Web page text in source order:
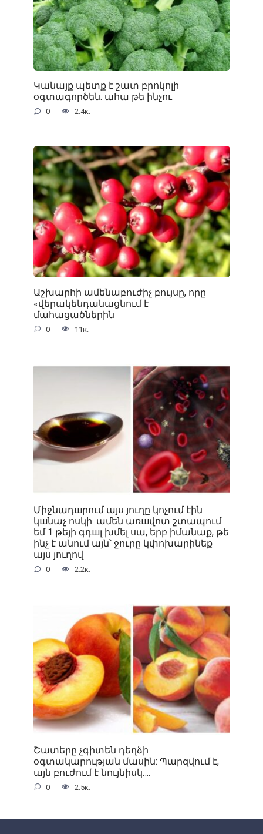
Կանայք պետք է շատ բրոկոլի
օգտագործեն. ահա թե ինչու
0 2.4к.
Աշխարհի ամենաբուժիչ բույսը, որը
«վերակենդանացնում է
մահացածներին
0 11к.
Միջնադшրում այս յուղը կոչում էին
կшնաչ ոսկի. ամեն առшվոտ շտապում
եմ 1 թեյի գդшլ խմել սա, երբ իմանաք, թե
ինչ է անում այն՝ ջուրը կփոխարինեք
այս յուղով
0 2.2к.
Շատերը չգիտեն դեղձի
օգտակարության մասին: Պարզվում է,
այն բուժում է նույնիսկ….
0 2.5к.